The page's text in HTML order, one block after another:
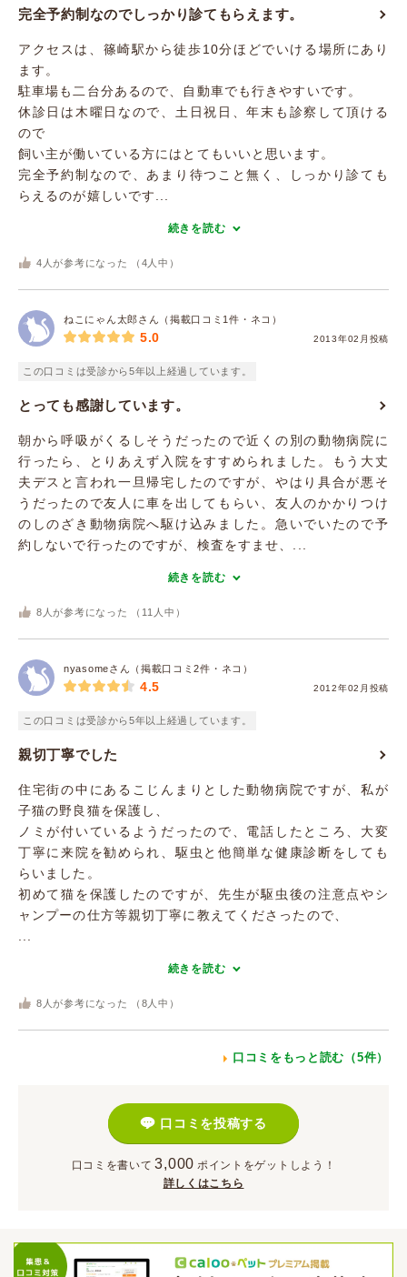
完全予約制なのでしっかり診てもらえます。
アクセスは、篠崎駅から徒歩10分ほどでいける場所にあり
ます。
駐車場も二台分あるので、自動車でも行きやすいです。
休診日は木曜日なので、土日祝日、年末も診察して頂ける
ので
飼い主が働いている方にはとてもいいと思います。
完全予約制なので、あまり待つこと無く、しっかり診ても
らえるのが嬉しいです...
続きを読む
4 人が参考になった （ 4 人中）
ねこにゃん太郎さん（掲載口コミ1件・ネコ）
2013年02月投稿
5.0
この口コミは受診から5年以上経過しています。
とっても感謝しています。
朝から呼吸がくるしそうだったので近くの別の動物病院に
行ったら、とりあえず入院をすすめられました。もう大丈
夫デスと言われ一旦帰宅したのですが、やはり具合が悪そ
うだったので友人に車を出してもらい、友人のかかりつけ
のしのざき動物病院へ駆け込みました。急いでいたので予
約しないで行ったのですが、検査をすませ、...
続きを読む
8 人が参考になった （ 11 人中）
nyasomeさん（掲載口コミ2件・ネコ）
2012年02月投稿
4.5
この口コミは受診から5年以上経過しています。
親切丁寧でした
住宅街の中にあるこじんまりとした動物病院ですが、私が
子猫の野良猫を保護し、
ノミが付いているようだったので、電話したところ、大変
丁寧に来院を勧められ、駆虫と他簡単な健康診断をしても
らいました。
初めて猫を保護したのですが、先生が駆虫後の注意点やシ
ャンプーの仕方等親切丁寧に教えてくださったので、
続きを読む
8 人が参考になった （ 8 人中）
口コミをもっと読む（5件）
口コミを投稿する
口コミを書いて 3,000 ポイント をゲットしよう！
詳しくはこちら